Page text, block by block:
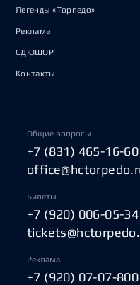
Легенды «Торпедо»
Реклама
СДЮШОР
Контакты
Общие вопросы
+7 (831) 465-16-60
Билеты
+7 (920) 006-05-34
Реклама
+7 (920) 07-07-800